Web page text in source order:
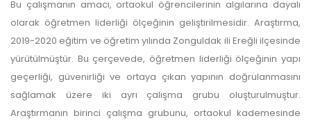
Bu çalışmanın amacı, ortaokul öğrencilerinin algılarına dayalı
olarak öğretmen liderliği ölçeğinin geliştirilmesidir. Araştırma,
2019-2020 eğitim ve öğretim yılında Zonguldak ili Ereğli ilçesinde
yürütülmüştür. Bu çerçevede, öğretmen liderliği ölçeğinin yapı
geçerliği, güvenirliği ve ortaya çıkan yapının doğrulanmasını
sağlamak üzere iki ayrı çalışma grubu oluşturulmuştur.
Araştırmanın birinci çalışma grubunu, ortaokul kademesinde